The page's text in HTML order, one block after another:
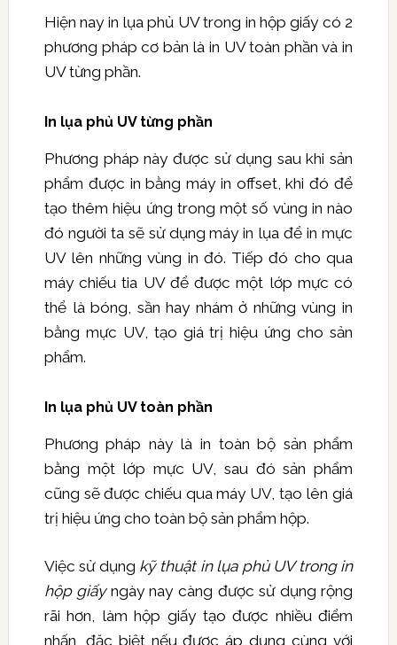
Hiện nay in lụa phủ UV trong in hộp giấy có 2
phương pháp cơ bản là in UV toàn phần và in
UV từng phần.
In lụa phủ UV từng phần
Phương pháp này được sử dụng sau khi sản
phẩm được in bằng máy in offset, khi đó để
tạo thêm hiệu ứng trong một số vùng in nào
đó người ta sẽ sử dụng máy in lụa để in mực
UV lên những vùng in đó. Tiếp đó cho qua
máy chiếu tia UV để được một lớp mực có
thể là bóng, sần hay nhám ở những vùng in
bằng mực UV, tạo giá trị hiệu ứng cho sản
phẩm.
In lụa phủ UV toàn phần
Phương pháp này là in toàn bộ sản phẩm
bằng một lớp mực UV, sau đó sản phẩm
cũng sẽ được chiếu qua máy UV, tạo lên giá
trị hiệu ứng cho toàn bộ sản phẩm hộp.
Việc sử dụng kỹ thuật in lụa phủ UV trong in
hộp giấyngày nay càng được sử dụng rộng
rãi hơn, làm hộp giấy tạo được nhiều điểm
nhấn, đặc biệt nếu được áp dụng cùng với